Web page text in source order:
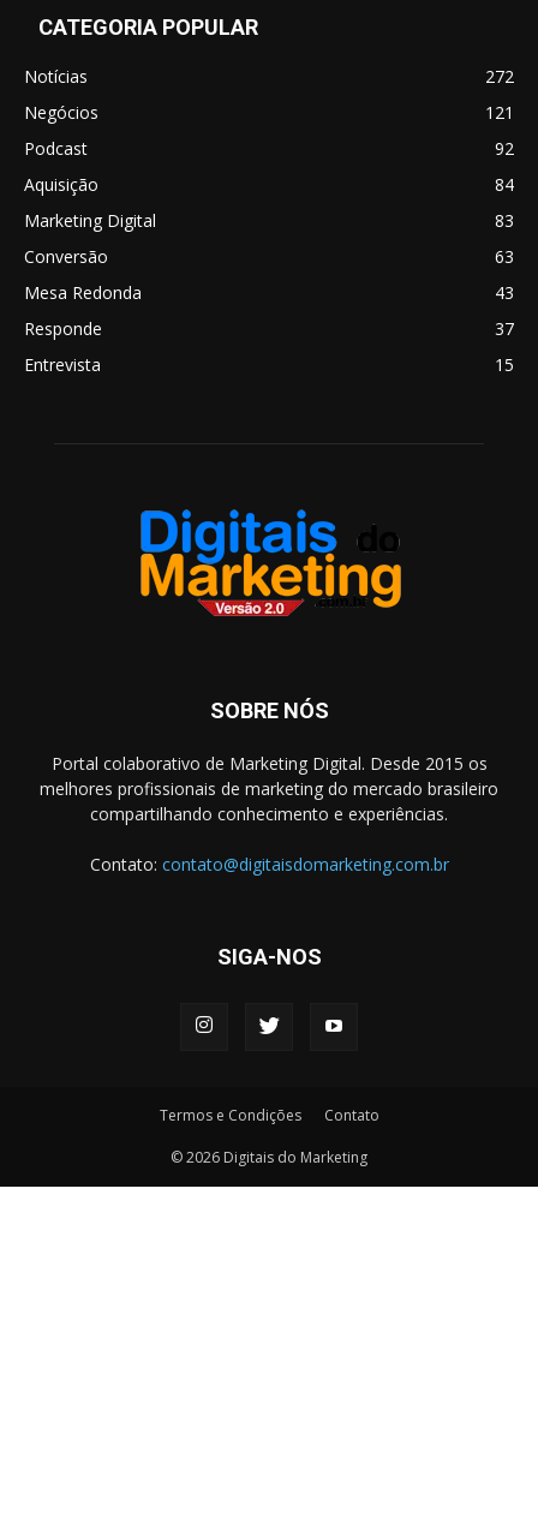
CATEGORIA POPULAR
Notícias
272
Negócios
121
Podcast
92
Aquisição
84
Marketing Digital
83
Conversão
63
Mesa Redonda
43
Responde
37
Entrevista
15
SOBRE NÓS
Portal colaborativo de Marketing Digital. Desde 2015 os
melhores profissionais de marketing do mercado brasileiro
compartilhando conhecimento e experiências.
Contato: contato@digitaisdomarketing.com.br
SIGA-NOS
Termos e Condições Contato
© 2026 Digitais do Marketing